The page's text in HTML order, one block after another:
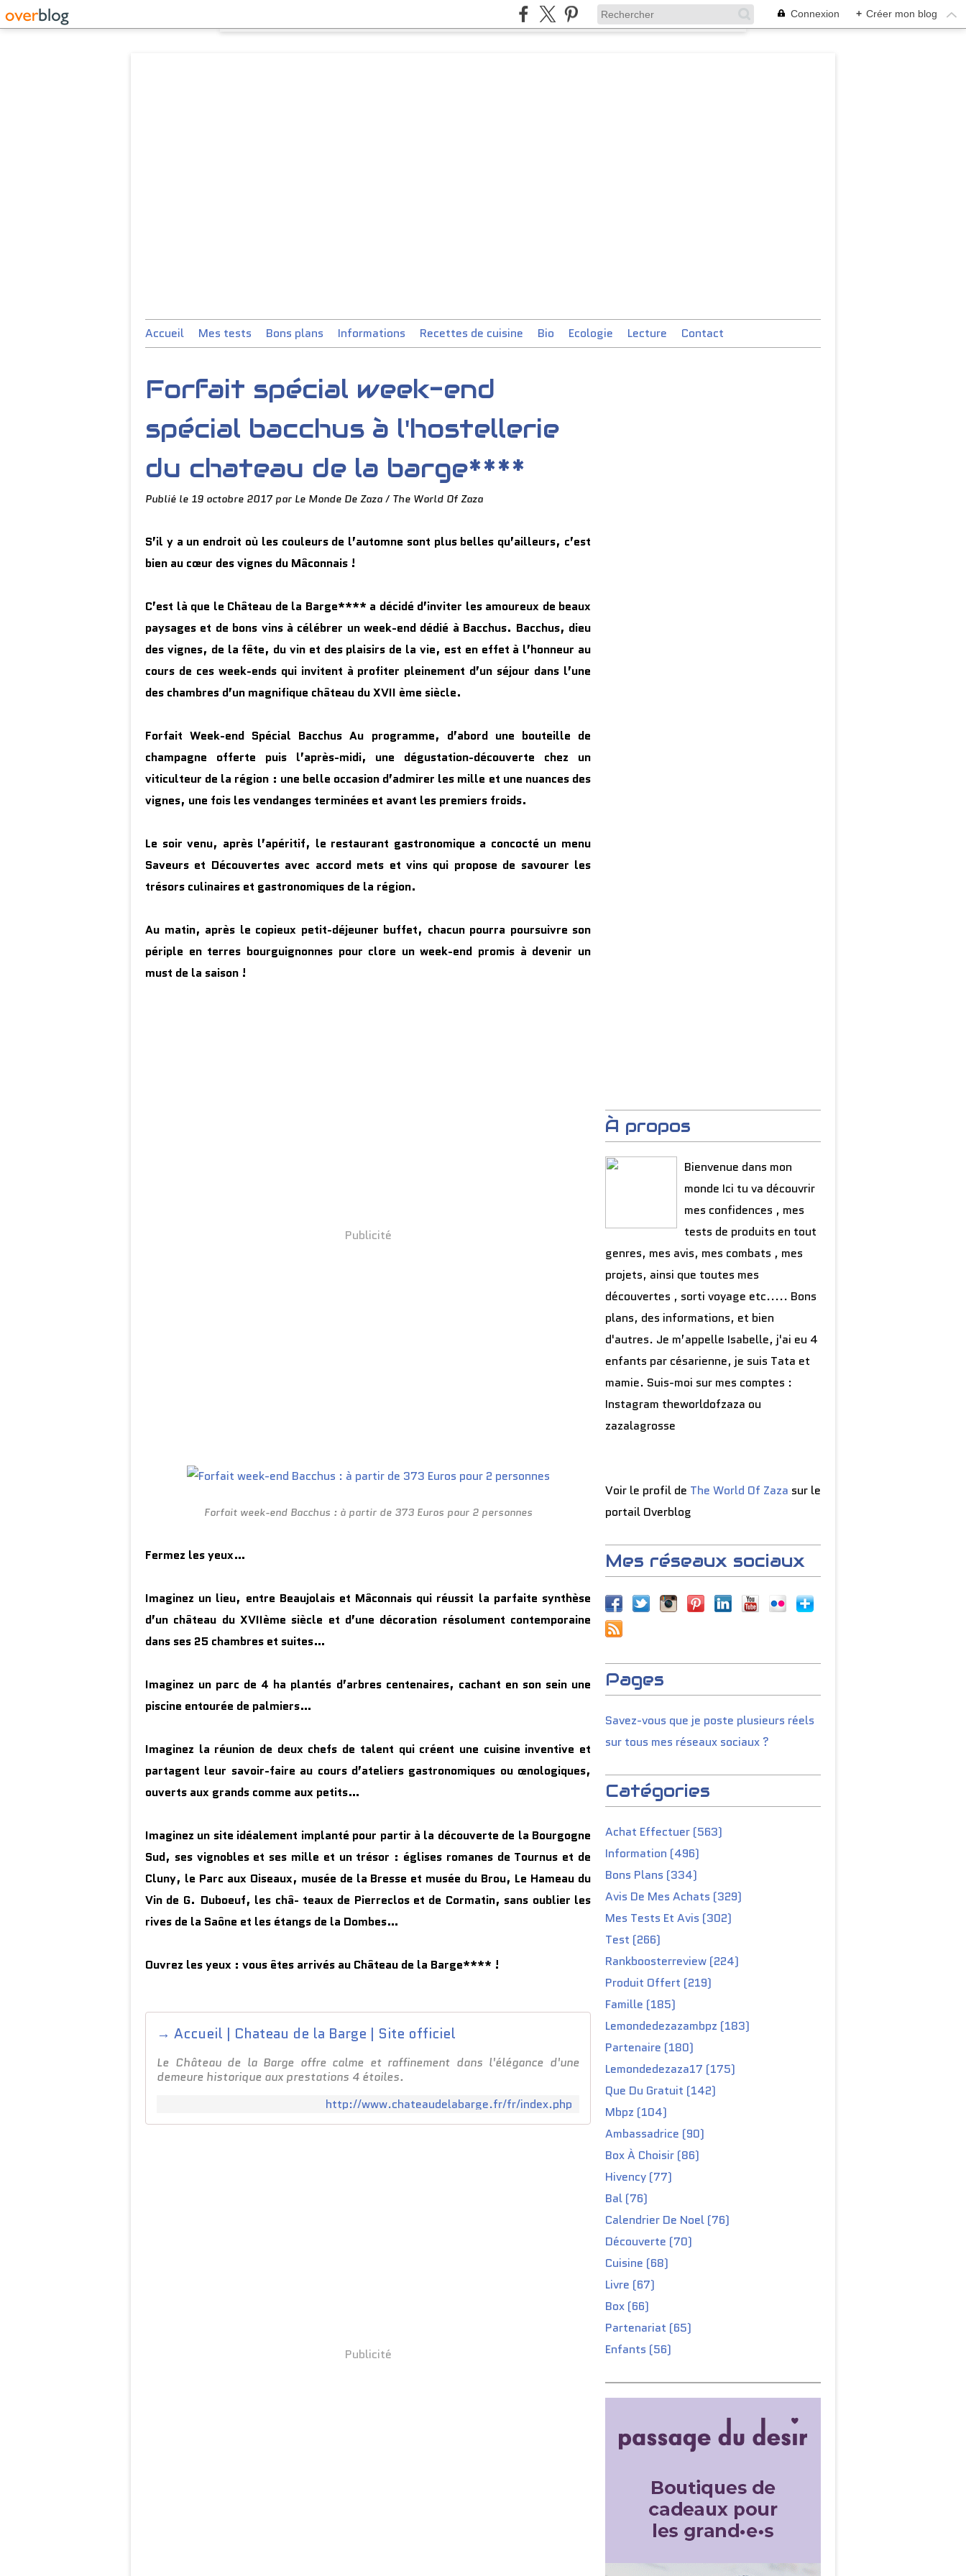
Connexion + Créer mon blog
Accueil Mes tests Bons plans Informations Recettes de cuisine Bio Ecologie Lecture Contact
Forfait spécial week-end
spécial bacchus à l'hostellerie
du chateau de la barge****
Publié le 19 octobre 2017 par Le Monde De Zaza / The World Of Zaza
S’il y a un endroit où les couleurs de l’automne sont plus belles qu’ailleurs, c’est
bien au cœur des vignes du Mâconnais !
C’est là que le Château de la Barge**** a décidé d’inviter les amoureux de beaux
paysages et de bons vins à célébrer un week-end dédié à Bacchus. Bacchus, dieu
des vignes, de la fête, du vin et des plaisirs de la vie, est en effet à l’honneur au
cours de ces week-ends qui invitent à profiter pleinement d’un séjour dans l’une
des chambres d’un magnifique château du XVII ème siècle.
Forfait Week-end Spécial Bacchus Au programme, d’abord une bouteille de
champagne offerte puis l’après-midi, une dégustation-découverte chez un
viticulteur de la région : une belle occasion d’admirer les mille et une nuances des
vignes, une fois les vendanges terminées et avant les premiers froids.
Le soir venu, après l’apéritif, le restaurant gastronomique a concocté un menu
Saveurs et Découvertes avec accord mets et vins qui propose de savourer les
trésors culinaires et gastronomiques de la région.
Au matin, après le copieux petit-déjeuner buffet, chacun pourra poursuivre son
périple en terres bourguignonnes pour clore un week-end promis à devenir un
must de la saison !
Publicité
Forfait week-end Bacchus : à partir de 373 Euros pour 2 personnes
Fermez les yeux…
Imaginez un lieu, entre Beaujolais et Mâconnais qui réussit la parfaite synthèse
d’un château du XVIIème siècle et d’une décoration résolument contemporaine
dans ses 25 chambres et suites…
Imaginez un parc de 4 ha plantés d’arbres centenaires, cachant en son sein une
piscine entourée de palmiers…
Imaginez la réunion de deux chefs de talent qui créent une cuisine inventive et
partagent leur savoir-faire au cours d’ateliers gastronomiques ou œnologiques,
ouverts aux grands comme aux petits…
Imaginez un site idéalement implanté pour partir à la découverte de la Bourgogne
Sud, ses vignobles et ses mille et un trésor : églises romanes de Tournus et de
Cluny, le Parc aux Oiseaux, musée de la Bresse et musée du Brou, Le Hameau du
Vin de G. Duboeuf, les châ- teaux de Pierreclos et de Cormatin, sans oublier les
rives de la Saône et les étangs de la Dombes…
Ouvrez les yeux : vous êtes arrivés au Château de la Barge**** !
→ Accueil | Chateau de la Barge | Site officiel
Le Château de la Barge offre calme et raffinement dans l'élégance d'une
demeure historique aux prestations 4 étoiles.
http://www.chateaudelabarge.fr/fr/index.php
Publicité
À propos
Bienvenue dans mon
monde Ici tu va découvrir
mes confidences , mes
tests de produits en tout
genres, mes avis, mes combats , mes
projets, ainsi que toutes mes
découvertes , sorti voyage etc..... Bons
plans, des informations, et bien
d'autres. Je m’appelle Isabelle, j'ai eu 4
enfants par césarienne, je suis Tata et
mamie. Suis-moi sur mes comptes :
Instagram theworldofzaza ou
zazalagrosse
Voir le profil de The World Of Zaza sur le
portail Overblog
Mes réseaux sociaux
Pages
Savez-vous que je poste plusieurs réels
sur tous mes réseaux sociaux ?
Catégories
Achat Effectuer (563)
Information (496)
Bons Plans (334)
Avis De Mes Achats (329)
Mes Tests Et Avis (302)
Test (266)
Rankboosterreview (224)
Produit Offert (219)
Famille (185)
Lemondedezazambpz (183)
Partenaire (180)
Lemondedezaza17 (175)
Que Du Gratuit (142)
Mbpz (104)
Ambassadrice (90)
Box À Choisir (86)
Hivency (77)
Bal (76)
Calendrier De Noel (76)
Découverte (70)
Cuisine (68)
Livre (67)
Box (66)
Partenariat (65)
Enfants (56)